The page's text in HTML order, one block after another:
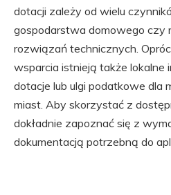
dotacji zależy od wielu
gospodarstwa domowego czy
rozwiązań technicznych.
wsparcia istnieją także lokalne
dotacje lub ulgi podatkowe dla
miast. Aby skorzystać z
dokładnie zapoznać się z
dokumentacją potrzebną do